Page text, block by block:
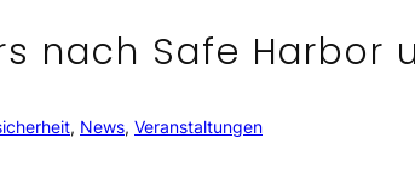
nach Safe Harbor
, News, Veranstaltungen